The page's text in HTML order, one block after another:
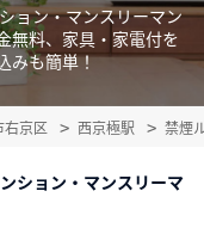
ョン・マンスリーマン
無料、家具・家電付を
みも簡単！
右京区 西京極駅 禁煙
ション・マンスリーマ